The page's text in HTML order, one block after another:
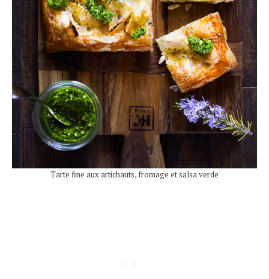
Tarte fine aux artichauts, fromage et salsa verde